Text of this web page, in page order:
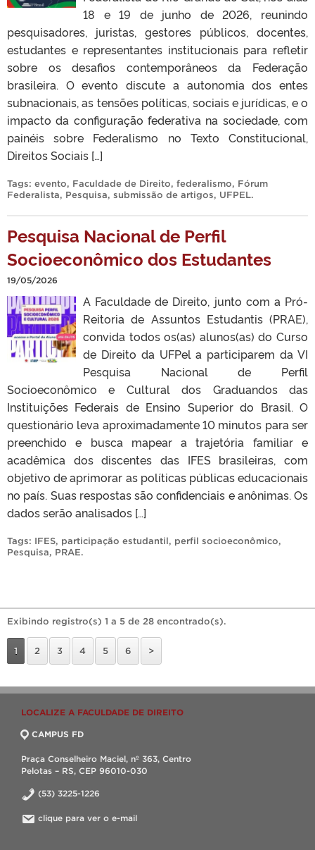
18 e 19 de junho de 2026, reunindo
pesquisadores, juristas, gestores públicos, docentes,
estudantes e representantes institucionais para refletir
sobre os desafios contemporâneos da Federação
brasileira. O evento discute a autonomia dos entes
subnacionais, as tensões políticas, sociais e jurídicas, e o
impacto da configuração federativa na sociedade, com
painéis sobre Federalismo no Texto Constitucional,
Direitos Sociais […]
Tags: evento, Faculdade de Direito, federalismo, Fórum
Federalista, Pesquisa, submissão de artigos, UFPEL.
Pesquisa Nacional de Perfil
Socioeconômico dos Estudantes
19/05/2026
A Faculdade de Direito, junto com a Pró-
Reitoria de Assuntos Estudantis (PRAE),
convida todos os(as) alunos(as) do Curso
de Direito da UFPel a participarem da VI
Pesquisa Nacional de Perfil
Socioeconômico e Cultural dos Graduandos das
Instituições Federais de Ensino Superior do Brasil. O
questionário leva aproximadamente 10 minutos para ser
preenchido e busca mapear a trajetória familiar e
acadêmica dos discentes das IFES brasileiras, com
objetivo de aprimorar as políticas públicas educacionais
no país. Suas respostas são confidenciais e anônimas. Os
dados serão analisados […]
Tags: IFES, participação estudantil, perfil socioeconômico,
Pesquisa, PRAE.
Exibindo registro(s) 1 a 5 de 28 encontrado(s).
1 2 3 4 5 6 >
LOCALIZE A FACULDADE DE DIREITO
CAMPUS FD
Praça Conselheiro Maciel, nº 363, Centro
Pelotas – RS, CEP 96010-030
(53) 3225-1226
clique para ver o e-mail